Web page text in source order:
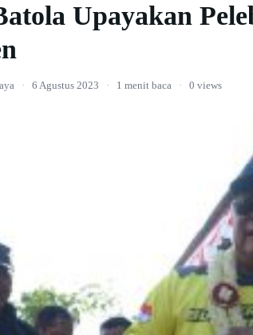
Upayakan
· 6 Agustus 2023 · 1 menit baca · 0 views